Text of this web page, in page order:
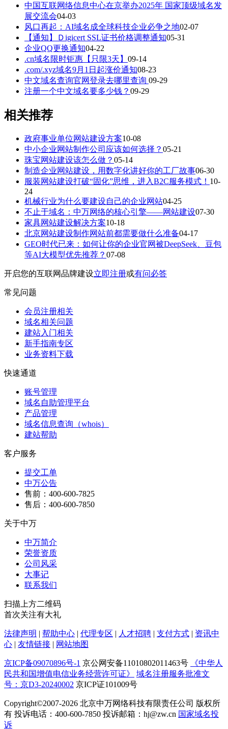
中国互联网络信息中心在京举办2025年 国家顶级域名发
展交流会04-03
风口再起：AI域名成全球科技企业必争之地02-07
【通知】Ｄigicert SSL证书价格调整通知05-31
企业QQ更换通知04-22
.cn域名限时钜惠【只限3天】 09-14
.com/.xyz域名9月1日起涨价通知08-23
中文域名查询官网登录去哪里查询 09-29
注册一个中文域名要多少钱？ 09-29
相关推荐
政府事业单位网站建设方案10-08
中小企业网站制作公司应该如何选择？ 05-21
珠宝网站建设该怎么做？ 05-14
制造企业网站建设，用数字化讲好你的工厂故事06-30
服装网站建设打破“固化”思维，进入B2C服务模式！ 10-
24
机械行业为什么要建设自己的企业网站04-25
不止于域名：中万网络的核心引擎——网站建设07-30
家具网站建设解决方案10-18
北京网站建设制作网站前都需要做什么准备04-17
GEO时代已来：如何让你的企业官网被DeepSeek、豆包
等AI大模型优先推荐？ 07-08
开启您的互联网品牌建设立即注册或有问必答
常见问题
会员注册相关
域名相关问题
建站入门相关
新手指南专区
业务资料下载
快速通道
账号管理
域名自助管理平台
产品管理
域名信息查询（whois）
建站帮助
客户服务
提交工单
中万公告
售前：400-600-7825
售后：400-600-7850
关于中万
中万简介
荣誉资质
公司风采
大事记
联系我们
扫描上方二维码
首次关注有大礼
法律声明 | 帮助中心 | 代理专区 | 人才招聘 | 支付方式 | 资讯中
心 | 友情链接 | 网站地图
京ICP备09070896号-1 京公网安备11010802011463号
《中华人
民共和国增值电信业务经营许可证》
域名注册服务批准文
号：京D3-20240002 京ICP证101009号
Copyright©2007-2026 北京中万网络科技有限责任公司 版权所
有 投诉电话：400-600-7850 投诉邮箱：hj@zw.cn 国家域名投
诉